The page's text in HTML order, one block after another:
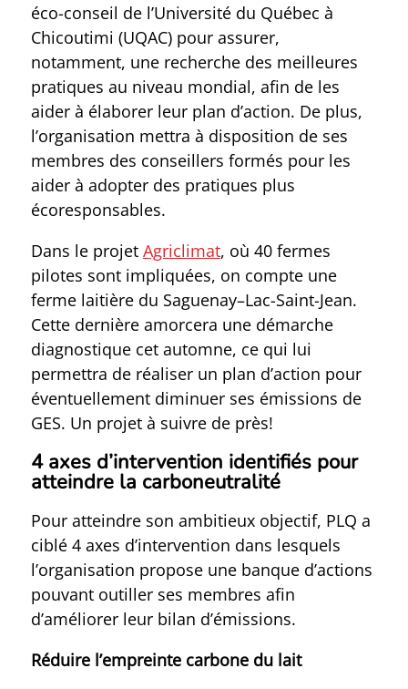
éco-conseil de l’Université du Québec à
Chicoutimi (UQAC) pour assurer,
notamment, une recherche des meilleures
pratiques au niveau mondial, afin de les
aider à élaborer leur plan d’action. De plus,
l’organisation mettra à disposition de ses
membres des conseillers formés pour les
aider à adopter des pratiques plus
écoresponsables.
Dans le projet Agriclimat, où 40 fermes
pilotes sont impliquées, on compte une
ferme laitière du Saguenay–Lac-Saint-Jean.
Cette dernière amorcera une démarche
diagnostique cet automne, ce qui lui
permettra de réaliser un plan d’action pour
éventuellement diminuer ses émissions de
GES. Un projet à suivre de près!
4 axes d’intervention identifiés pour
atteindre la carboneutralité
Pour atteindre son ambitieux objectif, PLQ a
ciblé 4 axes d’intervention dans lesquels
l’organisation propose une banque d’actions
pouvant outiller ses membres afin
d’améliorer leur bilan d’émissions.
Réduire l’empreinte carbone du lait